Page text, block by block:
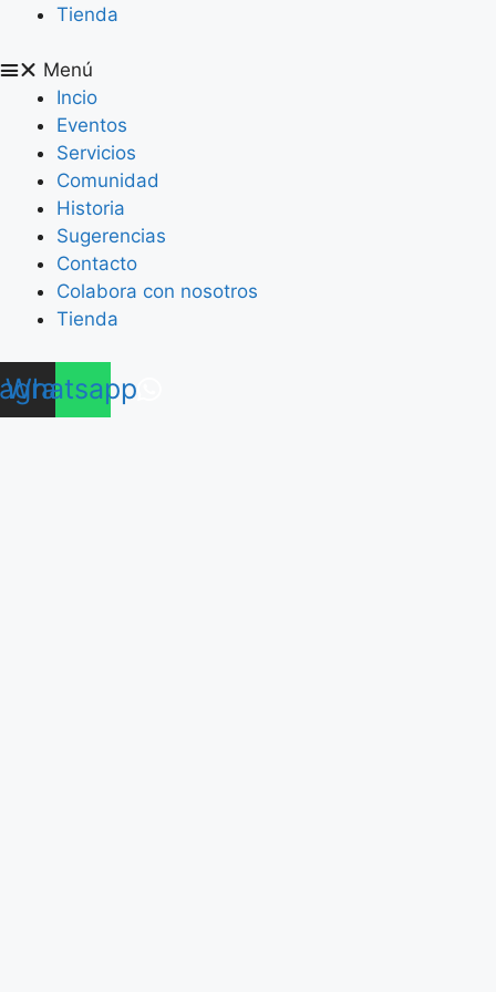
Tienda
Menú
Incio
Eventos
Servicios
Comunidad
Historia
Sugerencias
Contacto
Colabora con nosotros
Tienda
Whatsapp